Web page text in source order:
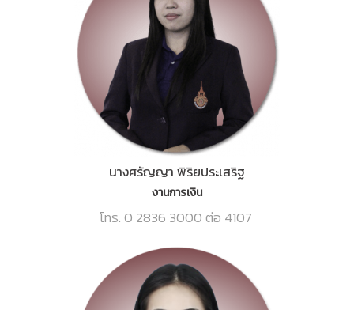
นางศรัญญา พิริยประเสริฐ
งานการเงิน
โทร. 0 2836 3000 ต่อ 4107